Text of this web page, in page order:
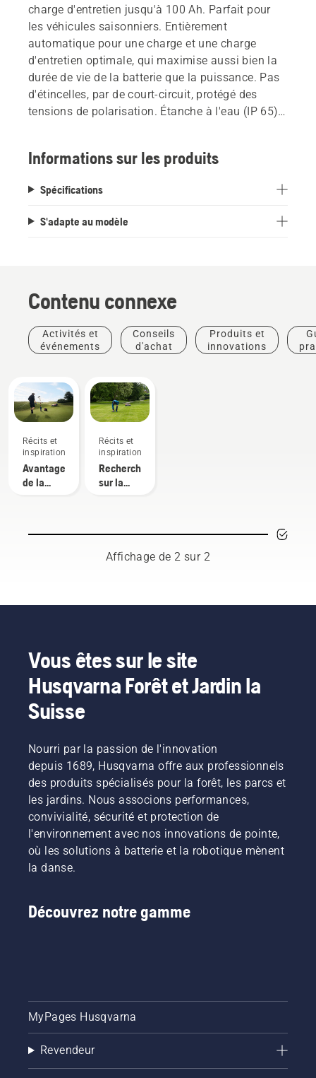
charge d'entretien jusqu'à 100 Ah. Parfait pour
les véhicules saisonniers. Entièrement
automatique pour une charge et une charge
d'entretien optimale, qui maximise aussi bien la
durée de vie de la batterie que la puissance. Pas
d'étincelles, par de court-circuit, protégé des
tensions de polarisation. Étanche à l'eau (IP 65)
batterie Husqvarna. Pour R 112C, R 214C,
AWD, R 419TsX AWD, R 420TsX AWD, Rider de la
tracteurs à essence.
Informations sur les produits
Spécifications
S'adapte au modèle
Contenu connexe
Activités et
événements
Conseils
d'achat
Produits et
innovations
Récits et
inspiration
Avantages
de la
intendants
Récits et
inspiration
Recherches
sur la
Affichage de 2 sur 2
Vous êtes sur le site
Husqvarna Forêt et Jardin la
Suisse
Nourri par la passion de l'innovation
depuis 1689, Husqvarna offre aux professionnels
des produits spécialisés pour la forêt, les parcs et
les jardins. Nous associons performances,
convivialité, sécurité et protection de
l'environnement avec nos innovations de pointe,
où les solutions à batterie et la robotique mènent
la danse.
Découvrez notre gamme
MyPages Husqvarna
Revendeur